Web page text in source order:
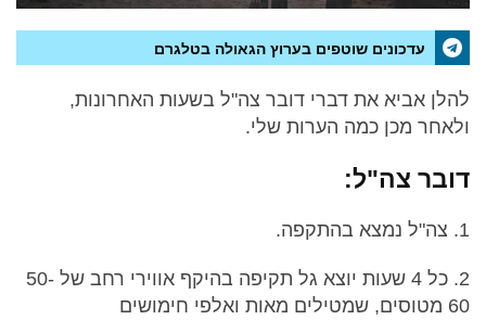
עדכונים שוטפים בערוץ הגאולה בטלגרם
להלן אביא את דברי דובר צה"ל בשעות האחרונות,
ולאחר מכן כמה הערות שלי.
דובר צה"ל:
1. צה"ל נמצא בהתקפה.
2. כל 4 שעות יוצא גל תקיפה בהיקף אווירי רחב של 50-
60 מטוסים, שמטילים מאות ואלפי חימושים